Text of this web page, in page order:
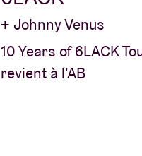
+ Johnny Venus
10 Years of 6LACK
revient à l'AB